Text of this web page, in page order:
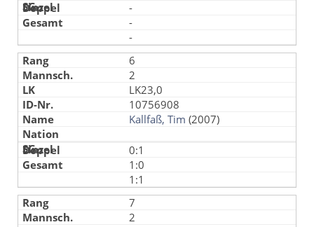
-
-
-
6
2
LK23,0
10756908
Kallfaß, Tim (2007)
0:1
1:0
1:1
7
2